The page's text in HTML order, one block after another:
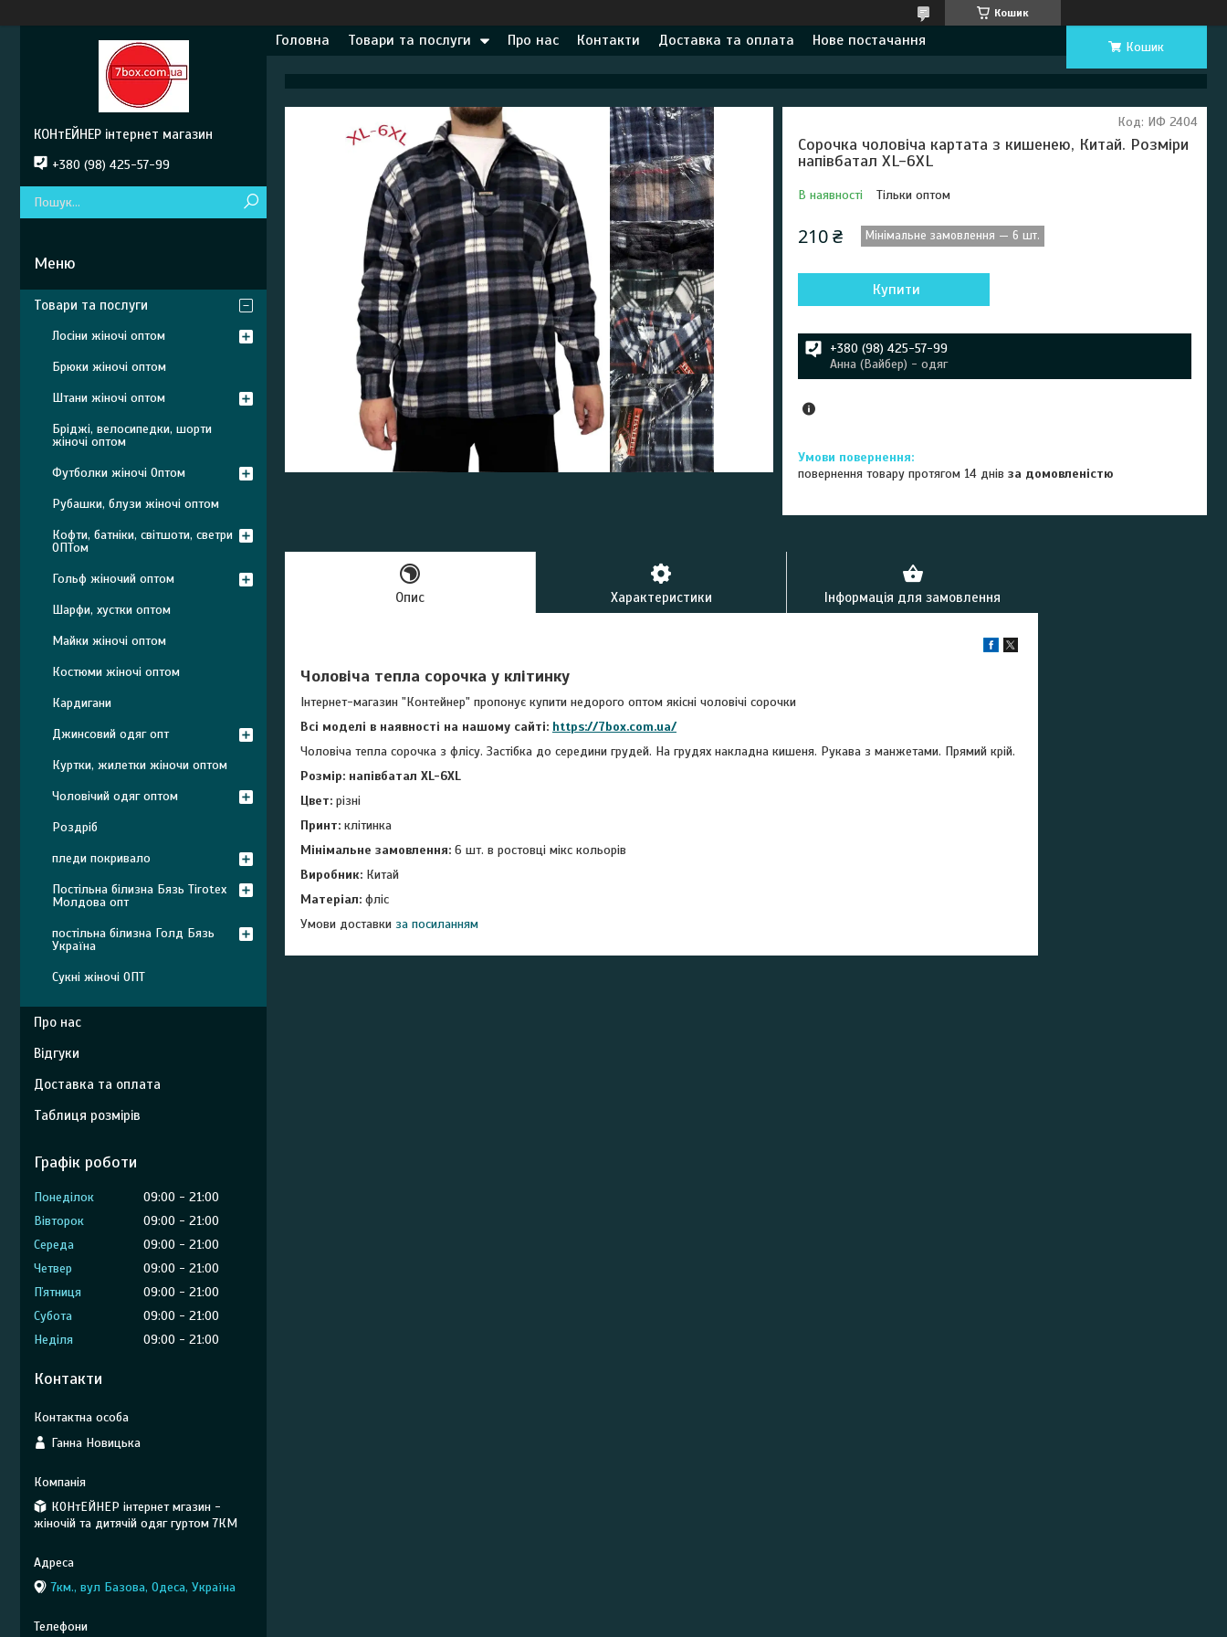
Кошик
Головна Товари та послуги Про нас Контакти Доставка та оплата Нове постачання Кошик
Сорочка чоловіча картата з кишенею, Китай. Розміри
напівбатал XL-6XL
В наявності Тільки оптом
Код: ИФ 2404
210 ₴ Мінімальне замовлення — 6 шт.
Купити
+380 (98) 425-57-99
Анна (Вайбер) - одяг
повернення товару протягом 14 днівза домовленістю
Опис Характеристики Інформація для замовлення
Чоловіча тепла сорочка у клітинку
Інтернет-магазин "Контейнер" пропонує купити недорого оптом якісні чоловічі сорочки
Всі моделі в наявності на нашому сайті: https://7box.com.ua/
Чоловіча тепла сорочка з флісу. Застібка до середини грудей. На грудях накладна кишеня. Рукава з манжетами. Прямий крій.
Розмір: напівбатал XL-6XL
Цвет: різні
Принт: клітинка
Мінімальне замовлення: 6 шт. в ростовці мікс кольорів
Виробник: Китай
Матеріал: фліс
Умови доставки за посиланням
КОНтЕЙНЕР інтернет магазин
+380 (98) 425-57-99
Товари та послуги
Лосіни жіночі оптом
Брюки жіночі оптом
Штани жіночі оптом
Бріджі, велосипедки, шорти
жіночі оптом
Футболки жіночі Оптом
Рубашки, блузи жіночі оптом
Кофти, батніки, світшоти, светри
ОПТом
Гольф жіночий оптом
Шарфи, хустки оптом
Майки жіночі оптом
Костюми жіночі оптом
Кардигани
Джинсовий одяг опт
Куртки, жилетки жіночи оптом
Чоловічий одяг оптом
Роздріб
пледи покривало
Постільна білизна Бязь Tirotex
Молдова опт
постільна білизна Голд Бязь
Україна
Сукні жіночі ОПТ
Про нас
Відгуки
Доставка та оплата
Таблиця розмірів
Графік роботи
Понеділок 09:00
21:00
Вівторок
09:00
21:00
Середа
09:00
21:00
Четвер
09:00
21:00
Пʼятниця
09:00
21:00
Субота
09:00
21:00
Неділя
09:00 21:00
Контакти
Ганна Новицька
КОНтЕЙНЕР інтернет мгазин -
жіночій та дитячій одяг гуртом 7КМ
7км., вул Базова, Одеса, Україна